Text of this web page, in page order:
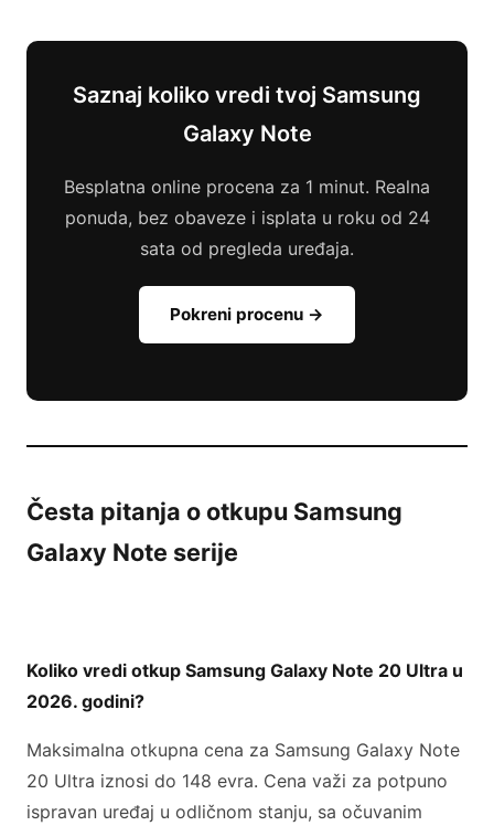
Saznaj koliko vredi tvoj Samsung
Galaxy Note
Besplatna online procena za 1 minut. Realna
ponuda, bez obaveze i isplata u roku od 24
sata od pregleda uređaja.
Pokreni procenu →
Česta pitanja o otkupu Samsung
Galaxy Note serije
Koliko vredi otkup Samsung Galaxy Note 20 Ultra u
2026. godini?
Maksimalna otkupna cena za Samsung Galaxy Note
20 Ultra iznosi do 148 evra. Cena važi za potpuno
ispravan uređaj u odličnom stanju, sa očuvanim